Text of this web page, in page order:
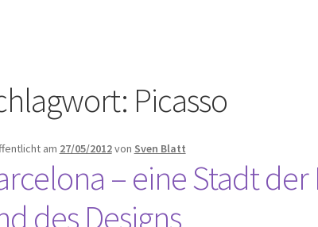
Picasso
am 27/05/2012von Sven Blatt
– eine Stadt
des Designs